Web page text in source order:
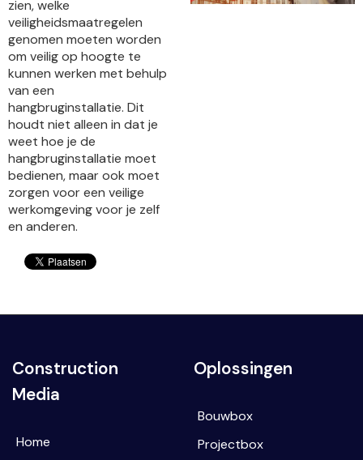
zien, welke
veiligheidsmaatregelen
genomen moeten worden
om veilig op hoogte te
kunnen werken met behulp
van een
hangbruginstallatie. Dit
houdt niet alleen in dat je
weet hoe je de
hangbruginstallatie moet
bedienen, maar ook moet
zorgen voor een veilige
werkomgeving voor je zelf
en anderen.
Construction
Media
Home
Oplossingen
Bouwbox
Projectbox